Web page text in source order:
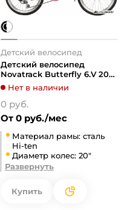
Детский велосипед
Детский велосипед
Novatrack Butterfly 6.V 20
2022
20SH6V.BUTTERFLY.PN22
(белый/розовый)
Нет в наличии
0 руб.
От 0 руб./мес
Материал рамы: сталь
Hi-ten
Диаметр колес: 20"
Развернуть
Купить